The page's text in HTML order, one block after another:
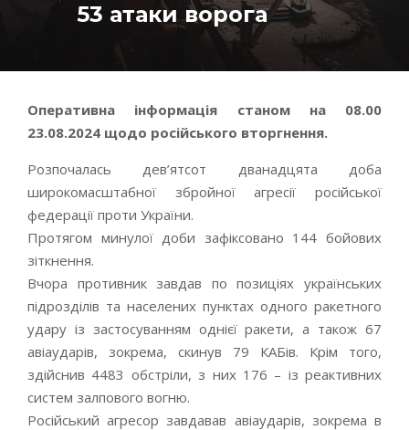
53 атаки ворога
Оперативна інформація станом на 08.00
23.08.2024 щодо російського вторгнення.
Розпочалась дев’ятсот дванадцята доба
широкомасштабної збройної агресії російської
федерації проти України.
Протягом минулої доби зафіксовано 144 бойових
зіткнення.
Вчора противник завдав по позиціях українських
підрозділів та населених пунктах одного ракетного
удару із застосуванням однієї ракети, а також 67
авіаударів, зокрема, скинув 79 КАБів. Крім того,
здійснив 4483 обстріли, з них 176 – із реактивних
систем залпового вогню.
Російський агресор завдавав авіаударів, зокрема в